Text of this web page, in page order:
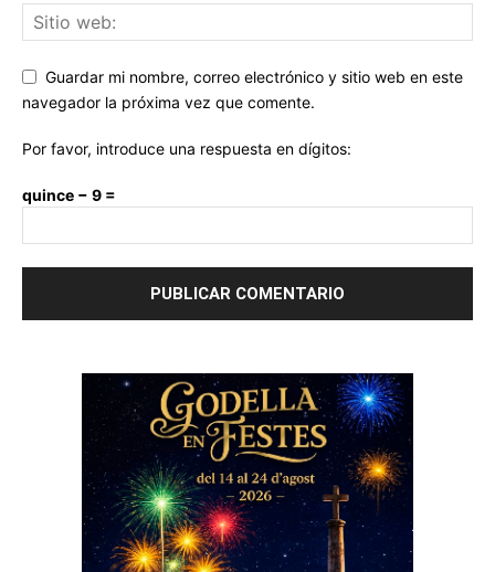
Guardar mi nombre, correo electrónico y sitio web en este
navegador la próxima vez que comente.
Por favor, introduce una respuesta en dígitos:
quince − 9 =